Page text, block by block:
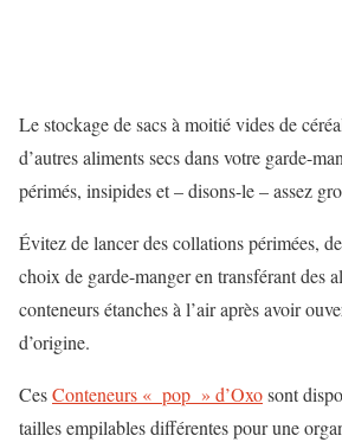
Le stockage de sacs à moitié vides de
d’autres aliments secs dans votre garde-
périmés, insipides et – disons-le – assez
Évitez de lancer des collations périmées,
choix de garde-manger en transférant des
conteneurs étanches à l’air après avoir
d’origine.
CesConteneurs « pop » d’Oxosont
tailles empilables différentes pour une